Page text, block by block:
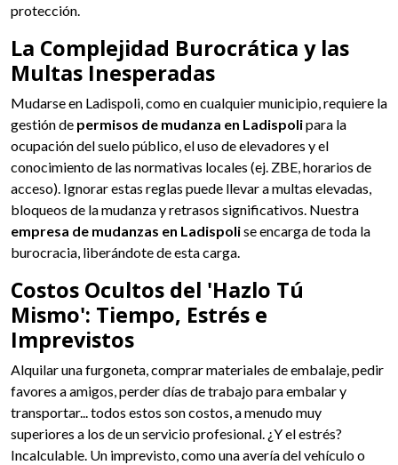
protección.
La Complejidad Burocrática y las
Multas Inesperadas
Mudarse en Ladispoli, como en cualquier municipio, requiere la
gestión de permisos de mudanza en Ladispolipara la
ocupación del suelo público, el uso de elevadores y el
conocimiento de las normativas locales (ej. ZBE, horarios de
acceso). Ignorar estas reglas puede llevar a multas elevadas,
bloqueos de la mudanza y retrasos significativos. Nuestra
empresa de mudanzas en Ladispolise encarga de toda la
burocracia, liberándote de esta carga.
Costos Ocultos del 'Hazlo Tú
Mismo': Tiempo, Estrés e
Imprevistos
Alquilar una furgoneta, comprar materiales de embalaje, pedir
favores a amigos, perder días de trabajo para embalar y
transportar... todos estos son costos, a menudo muy
superiores a los de un servicio profesional. ¿Y el estrés?
Incalculable. Un imprevisto, como una avería del vehículo o